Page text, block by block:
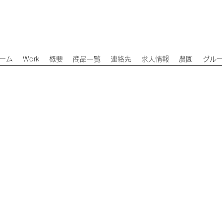
ム Work 概要 商品一覧 連絡先 求人情報 農園 グル